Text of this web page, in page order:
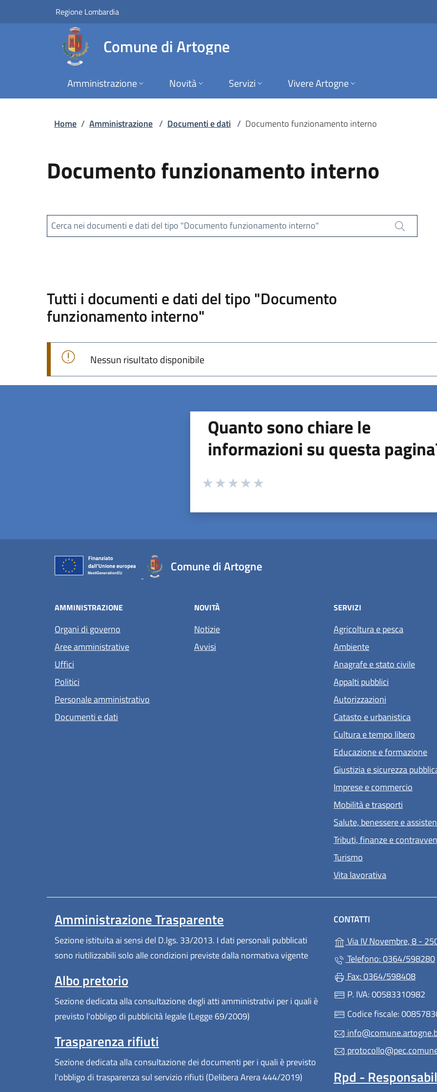
Vai al contenuto principale
Documento funzionamento interno |
Regione Lombardia
Comune di Artogne
Amministrazione Novità Servizi Vivere Artogne
Home / Amministrazione / Documenti e dati / Documento funzionamento interno
Documento funzionamento interno
Cerca nei documenti e dati del tipo "Documento funzionamento interno"
Cerca
Tutti i documenti e dati del tipo "Documento
funzionamento interno"
Nessun risultato disponibile
Quanto sono chiare le
informazioni su questa
Valuta da 1 a 5 stelle la pagina
Comune di Artogne
AMMINISTRAZIONE
Organi di governo
Aree amministrative
Uffici
Politici
Personale amministrativo
Documenti e dati
NOVITÀ
Notizie
Avvisi
SERVIZI
Agricoltura e pesca
Ambiente
Anagrafe e stato civile
Appalti pubblici
Autorizzazioni
Catasto e urbanistica
Cultura e tempo libero
Educazione e formazione
Giustizia e sicurezza
Imprese e commercio
Mobilità e trasporti
Salute, benessere e
Tributi, finanze e
Turismo
Vita lavorativa
Amministrazione Trasparente
Sezione istituita ai sensi del D.lgs. 33/2013. I dati personali pubblicati
sono riutilizzabili solo alle condizioni previste dalla normativa vigente
Albo pretorio
Sezione dedicata alla consultazione degli atti amministrativi per i quali è
previsto l'obbligo di pubblicità legale (Legge 69/2009)
Trasparenza rifiuti
Sezione dedicata alla consultazione dei documenti per i quali è previsto
l'obbligo di trasparenza sul servizio rifiuti (Delibera Arera 444/2019)
CONTATTI
Via IV Novembre, 8 -
Telefono: 0364/598280
Fax: 0364/598408
P. IVA: 00583310982
Codice fiscale:
Rpd -